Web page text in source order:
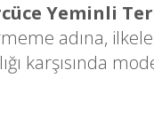
Yeminli
adına,
karşısında